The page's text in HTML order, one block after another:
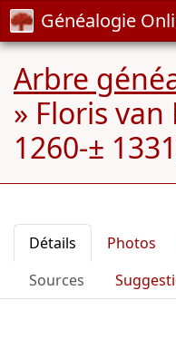
Généalogie
Arbre
» Floris
1260-±
Détails Photos
Sources